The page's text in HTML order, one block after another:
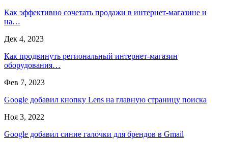
Как эффективно сочетать продажи в интернет-магазине и
на…
Дек 4, 2023
Как продвинуть региональный интернет-магазин
оборудования…
Фев 7, 2023
Google добавил кнопку Lens на главную страницу поиска
Ноя 3, 2022
Google добавил синие галочки для брендов в Gmail